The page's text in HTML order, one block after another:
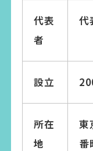
代表
者
代
設立
所在
地
東
番